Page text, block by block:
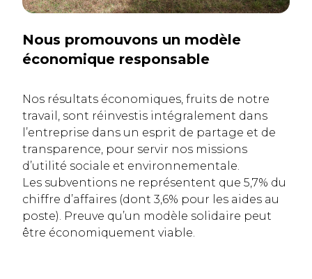
Nous promouvons un modèle
économique responsable
Nos résultats économiques, fruits de notre
travail, sont réinvestis intégralement dans
l’entreprise dans un esprit de partage et de
transparence, pour servir nos missions
d’utilité sociale et environnementale.
Les subventions ne représentent que 5,7% du
chiffre d’affaires (dont 3,6% pour les aides au
poste). Preuve qu’un modèle solidaire peut
être économiquement viable.